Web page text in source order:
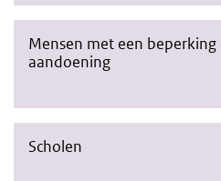
Mensen met een beperking
aandoening
Scholen